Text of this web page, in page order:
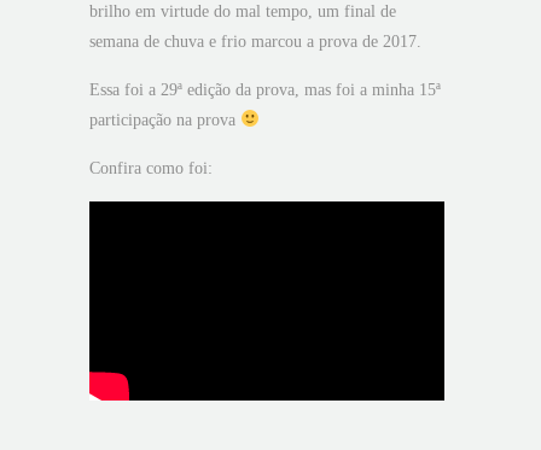
brilho em virtude do mal tempo, um final de
semana de chuva e frio marcou a prova de 2017.
Essa foi a 29ª edição da prova, mas foi a minha 15ª
participação na prova
Confira como foi: